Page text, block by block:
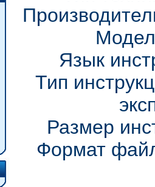
Язык
Тип
Размер
Формат